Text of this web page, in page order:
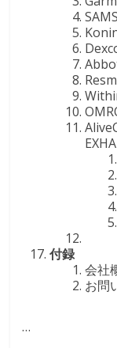
付録
会社
お問
…